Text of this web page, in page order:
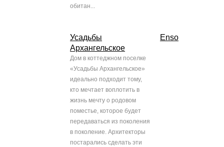
обитан...
Усадьбы
Архангельское
Дом в коттеджном поселке
«Усадьбы Архангельское»
идеально подходит тому,
кто мечтает воплотить в
жизнь мечту о родовом
поместье, которое будет
передаваться из поколения
в поколение. Архитекторы
постарались сделать эти
Enso